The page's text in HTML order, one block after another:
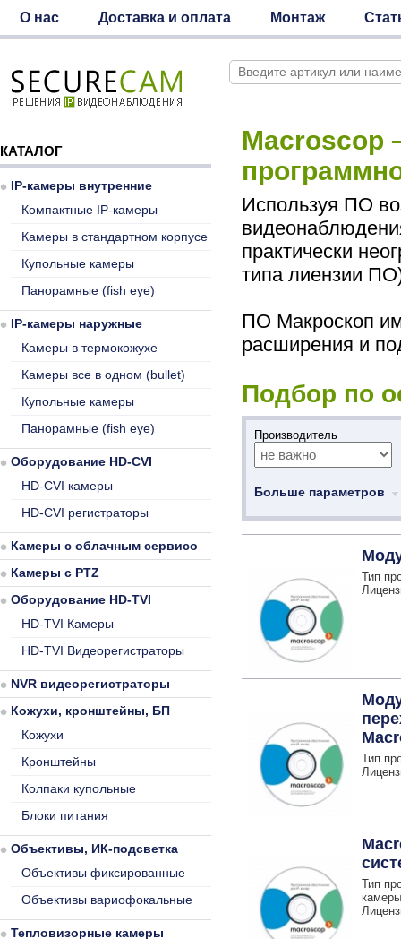
О нас Доставка и оплата Монтаж
Macroscop
Используя ПО
практически
типа лиензии
ПО Макроскоп
расширения и
Подбор по
Производитель
Больше параметров
Тип
Тип
Тип
камеры
КАТАЛОГ
IP-камеры внутренние
Компактные IP-камеры
Камеры в стандартном корпусе
Купольные камеры
Панорамные (fish eye)
IP-камеры наружные
Камеры в термокожухе
Камеры все в одном (bullet)
Купольные камеры
Панорамные (fish eye)
Оборудование HD-CVI
HD-CVI камеры
HD-CVI регистраторы
Камеры с облачным сервисом
Камеры с PTZ
Оборудование HD-TVI
HD-TVI Камеры
HD-TVI Видеорегистраторы
NVR видеорегистраторы
Кожухи, кронштейны, БП
Кожухи
Кронштейны
Колпаки купольные
Блоки питания
Объективы, ИК-подсветка
Объективы фиксированные
Объективы вариофокальные
Тепловизорные камеры